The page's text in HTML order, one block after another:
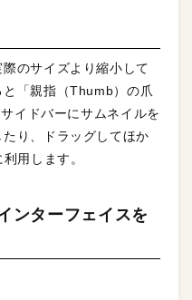
のサイズより縮小して
「親指（Thumb）の爪
イドバーにサムネイルを
り、ドラッグしてほか
用します。
ンターフェイスを